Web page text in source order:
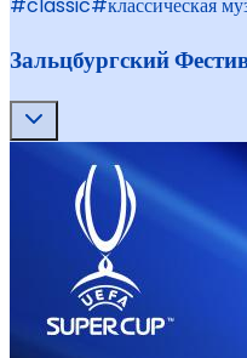
Зальцбургский